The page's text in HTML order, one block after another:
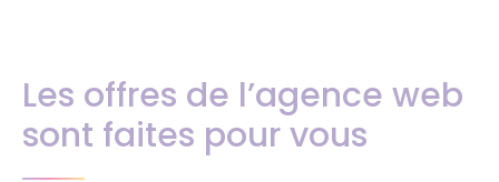
Les offres de l’agence web
sont faites pour vous